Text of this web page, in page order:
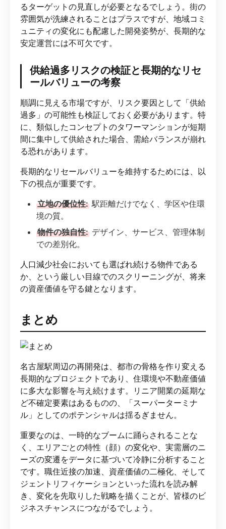
るターゲットの見直しが必要となるでしょう。街の
雰囲気が洗練されることはプラスですが、地域コミ
ュニティの変化にも配慮した開発姿勢が、長期的な
安定運営には不可欠です。
供給過多リスクの検証と長期的なリセ
ールバリューの考察
順調に見える市場ですが、リスク要因として「供給
過多」の可能性も検証しておく必要があります。特
に、類似したコンセプトのタワーマンションが短期
間に集中して供給された場合、需給バランスが崩れ
る恐れがあります。
長期的なリセールバリューを維持するためには、以
下の視点が重要です。
立地の優位性: 駅距離だけでなく、学区や住環
境の質。
物件の独自性: デザイン、サービス、管理体制
での差別化。
人口減少社会においても選ばれ続ける物件である
か、という厳しい目線でのスクリーニングが、将来
の資産価値を守る鍵となります。
まとめ
名古屋駅周辺の再開発は、都市の骨格を作り変える
長期的なプロジェクトであり、住環境や不動産価値
に多大な影響を与え続けます。リニア開業の延期な
ど不確定要素はあるものの、「スーパーターミナ
ル」としてのポテンシャルは揺るぎません。
重要なのは、一時的なブームに踊らされることな
く、エリアごとの特性（顔）の変化や、実需層のニ
ーズの変遷をデータに基づいて冷静に分析すること
です。職住近接の加速、資産価値の二極化、そして
ジェントリフィケーションといった流れを読み解
き、変化を先取りした戦略を描くことが、皆様のビ
ジネスチャンスにつながるでしょう。